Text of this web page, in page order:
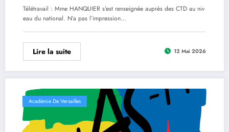
Télétravail : Mme HANQUIER s’est renseignée auprès des CTD au niv
eau du national. N’a pas l’impression…
Lire la suite 12 Mai 2026
Académie De Versailles